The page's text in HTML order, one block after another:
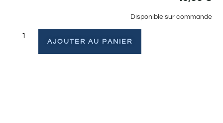
Disponible sur commande
AJOUTER AU PANIER